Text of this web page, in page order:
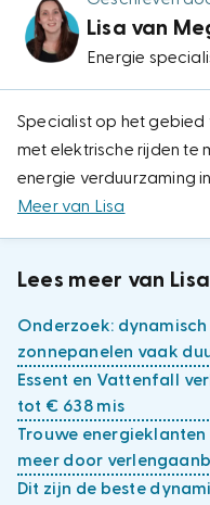
Lisa van
Energie
Specialist op het gebied
met elektrische rijden te
energie verduurzaming
Meer van Lisa
Lees meer van Lisa
Onderzoek:
zonnepanelen vaak
Essent en Vattenfall
tot € 638 mis
Trouwe
meer door
Dit zijn de beste